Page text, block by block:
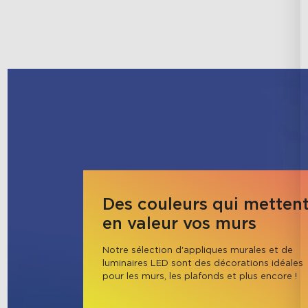
Des couleurs qui
en valeur vos murs
Notre sélection d'appliques murales et de
luminaires LED sont des décorations idéales
pour les murs, les plafonds et plus encore !